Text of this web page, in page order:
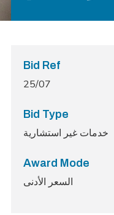
Bid Ref
25/07
Bid Type
خدمات غير استشارية
Award Mode
السعر الأدنى